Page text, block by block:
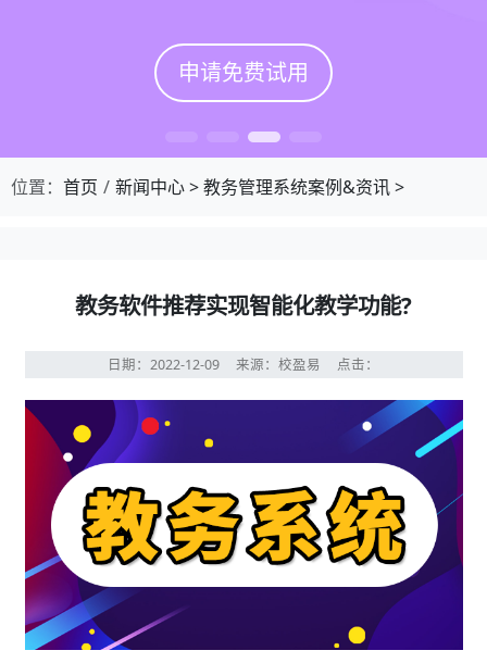
申请免费试用
申请免费试用
申请免费试用
申请免费试用
位置： 首页 新闻中心>教务管理系统案例&资讯>
教务软件推荐实现智能化教学功能?
日期：2022-12-09 来源：校盈易 点击：